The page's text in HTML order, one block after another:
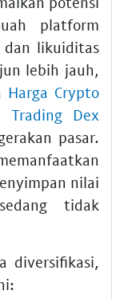
platform
likuiditas
lebih jauh,
Harga Crypto
Dex
pasar.
nilai
tidak
diversifikasi,